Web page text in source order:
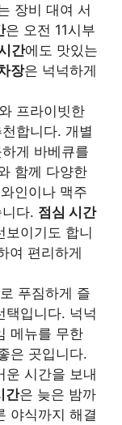
장비 대여 서
은 오전 11시부
간에도 맛있는
장은 넉넉하게
프라이빗한
합니다. 개별
게 바베큐를
함께 다양한
인이나 맥주
다. 점심 시간
보이기도 합니
여 편리하게
푸짐하게 즐
택입니다. 넉넉
메뉴를 무한
은 곳입니다.
운 시간을 보내
간은 늦은 밤까
야식까지 해결